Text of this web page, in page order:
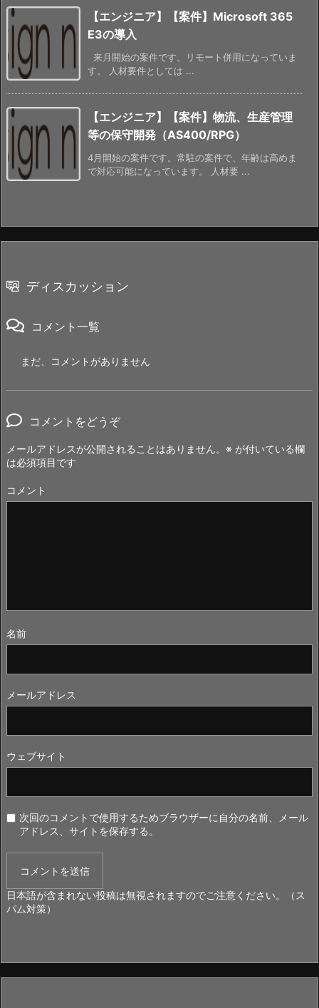
【エンジニア】【案件】Microsoft 365
E3の導入
来月開始の案件です。リモート併用になっていま
す。 人材要件としては ...
【エンジニア】【案件】物流、生産管理
等の保守開発（AS400/RPG）
4月開始の案件です。常駐の案件で、年齢は高めま
で対応可能になっています。 人材要 ...
ディスカッション
コメント一覧
まだ、コメントがありません
コメントをどうぞ
メールアドレスが公開されることはありません。 ※ が付いている欄
は必須項目です
コメント
名前
メールアドレス
ウェブサイト
次回のコメントで使用するためブラウザーに自分の名前、メール
アドレス、サイトを保存する。
日本語が含まれない投稿は無視されますのでご注意ください。（ス
パム対策）